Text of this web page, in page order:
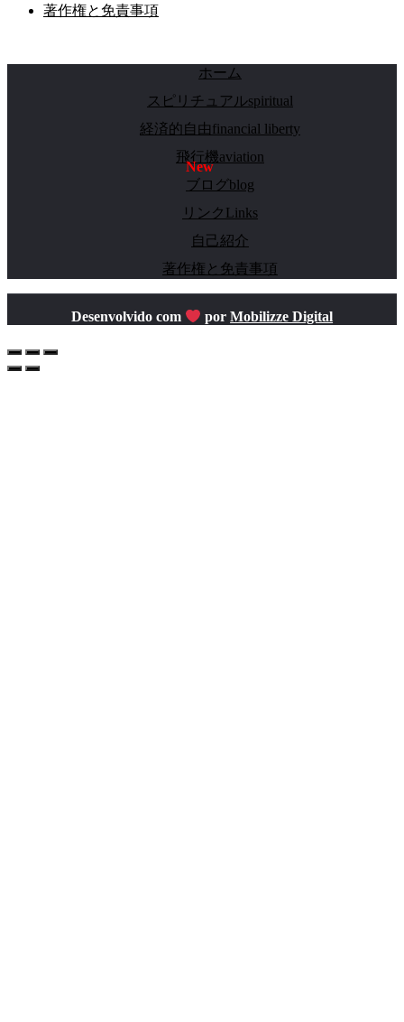
著作権と免責事項
ホーム
スピリチュアルspiritual
経済的自由financial liberty
飛行機aviation
ブログblog
リンクLinks
自己紹介
著作権と免責事項
Desenvolvido com porMobilizze Digital